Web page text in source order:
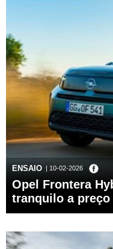
ENSAIO | 10-02-2026
Opel Frontera
tranquilo a